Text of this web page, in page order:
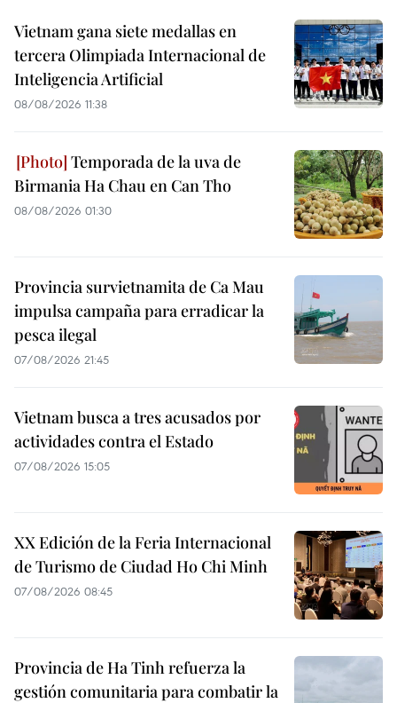
Vietnam gana siete medallas en
tercera Olimpiada Internacional de
Inteligencia Artificial
08/08/2026 11:38
Temporada de la uva de
Birmania Ha Chau en Can Tho
08/08/2026 01:30
Provincia survietnamita de Ca Mau
impulsa campaña para erradicar la
pesca ilegal
07/08/2026 21:45
Vietnam busca a tres acusados por
actividades contra el Estado
07/08/2026 15:05
XX Edición de la Feria Internacional
de Turismo de Ciudad Ho Chi Minh
07/08/2026 08:45
Provincia de Ha Tinh refuerza la
gestión comunitaria para combatir la